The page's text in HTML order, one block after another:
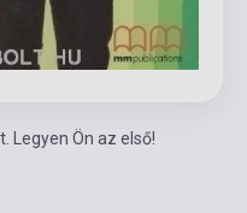
Legyen Ön az első!